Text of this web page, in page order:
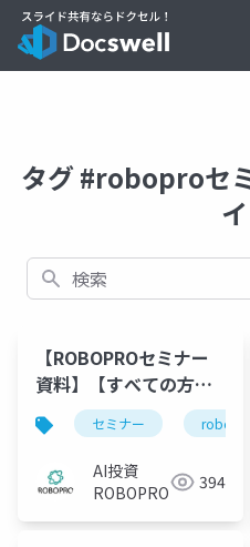
タグ #roboproセ
検索
【ROBOPROセミナー
資料】【すべての方向
け】円高は続くのか？
～円買い介入の効果と
今後の動向を読み解く
セミナー robopro
AI投資
ROBOPRO
394